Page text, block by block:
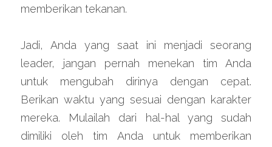
memberikan tekanan.
Jadi, Anda yang saat ini menjadi seorang
leader, jangan pernah menekan tim Anda
untuk mengubah dirinya dengan cepat.
Berikan waktu yang sesuai dengan karakter
mereka. Mulailah dari hal-hal yang sudah
dimiliki oleh tim Anda untuk memberikan